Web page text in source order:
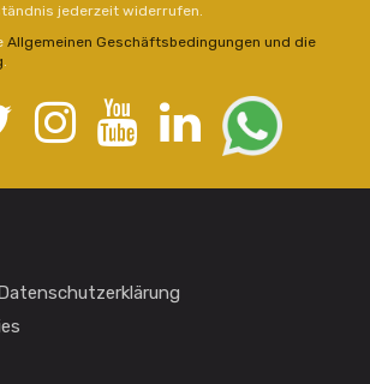
jederzeit widerrufen.
Allgemeinen Geschäftsbedingungen und die
.